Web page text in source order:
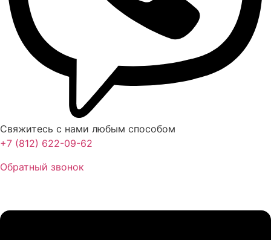
Свяжитесь с нами любым способом
+7 (812) 622-09-62
Обратный звонок